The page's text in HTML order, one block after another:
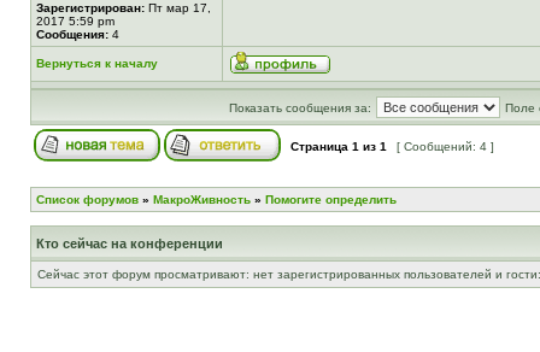
Зарегистрирован: Пт мар 17,
2017 5:59 pm
Сообщения: 4
Вернуться к началу
Показать сообщения за: Поле
Страница 1 из 1 [ Сообщений: 4 ]
Список форумов » МакроЖивность » Помогите определить
Кто сейчас на конференции
Сейчас этот форум просматривают: нет зарегистрированных пользователей и